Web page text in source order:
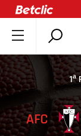
SOBRE A
ÚLTIMAS
1ª
AFC